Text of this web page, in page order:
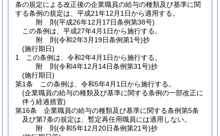
条の規定による改正後の企業職員の給与の種類及び基準に関
する条例の規定は、平成21年12月1日から適用する。
附 則(平成26年12月17日条例第38号)
この条例は、平成27年4月1日から施行する。
附 則(令和2年3月19日条例第1号)抄
(施行期日)
1
この条例は、令和2年4月1日から施行する。
附 則(令和4年12月14日条例第31号)抄
(施行期日)
第1条
この条例は、令和5年4月1日から施行する。
(企業職員の給与の種類及び基準に関する条例の一部改正に
伴う経過措置)
第16条
企業職員の給与の種類及び基準に関する条例第5条
及び第7条の規定は、暫定再任用職員には適用しない。
附 則(令和5年12月20日条例第21号)抄